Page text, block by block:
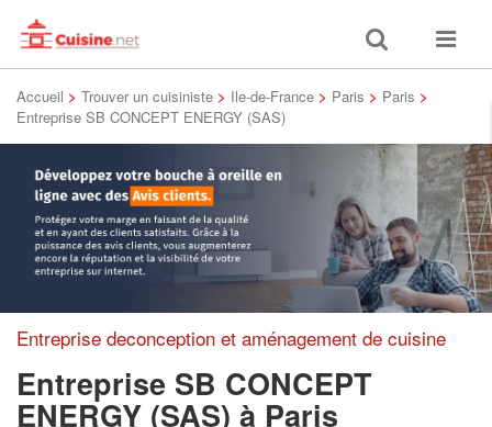
Toggle
search
Toggle
Accueil > Trouver un cuisiniste > Ile-de-France > Paris > Paris >
Entreprise SB CONCEPT ENERGY (SAS)
Entreprise deconception et aménagement de cuisine
Entreprise SB CONCEPT
ENERGY (SAS) à Paris